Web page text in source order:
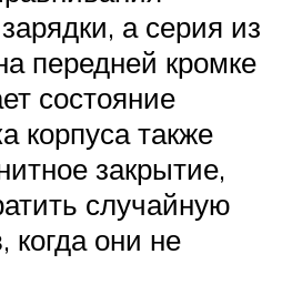
а серия из
передней кромке
состояние
корпуса также
закрытие,
случайную
когда они не